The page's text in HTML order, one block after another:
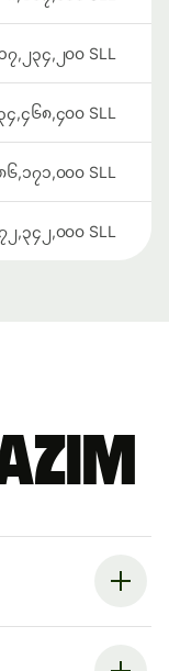
၁၇,၂၃၄,၂၀၀ SLL
၄,၄၆၈,၄၀၀ SLL
၆,၁၇၁,၀၀၀ SLL
၂,၃၄၂,၀၀၀ SLL